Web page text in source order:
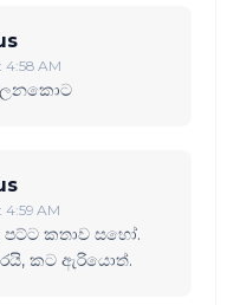
4:58 AM
4:59 AM
පට්ට කතාව සහෝ.
කට ඇරියොත්.